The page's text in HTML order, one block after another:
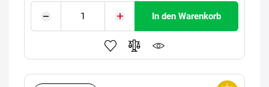
In den Warenkorb